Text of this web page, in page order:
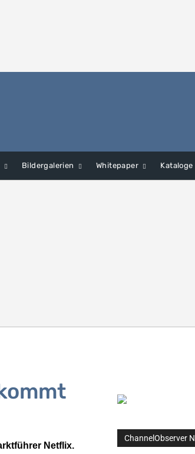
Bildergalerien Whitepaper Kataloge
Netflix.
ChannelObserver